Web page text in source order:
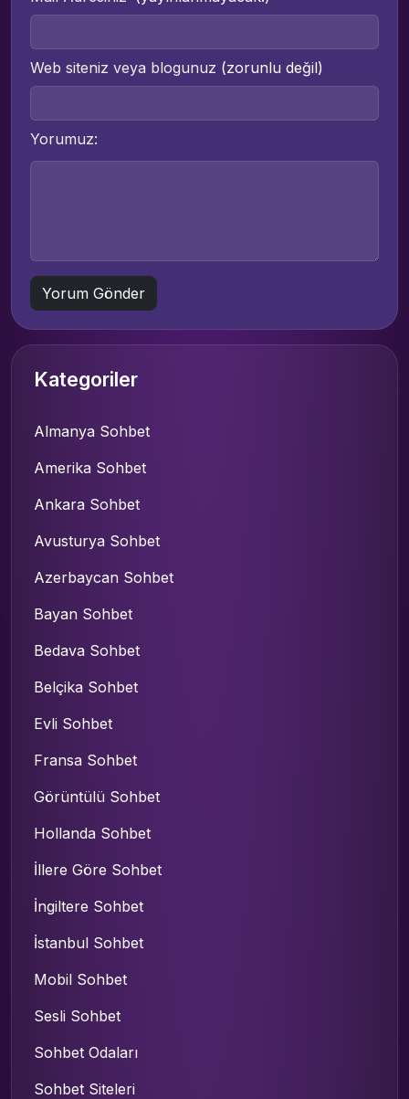
Web siteniz veya blogunuz (zorunlu değil)
Yorumuz:
Kategoriler
Almanya Sohbet
Amerika Sohbet
Ankara Sohbet
Avusturya Sohbet
Azerbaycan Sohbet
Bayan Sohbet
Bedava Sohbet
Belçika Sohbet
Evli Sohbet
Fransa Sohbet
Görüntülü Sohbet
Hollanda Sohbet
İllere Göre Sohbet
İngiltere Sohbet
İstanbul Sohbet
Mobil Sohbet
Sesli Sohbet
Sohbet Odaları
Sohbet Siteleri